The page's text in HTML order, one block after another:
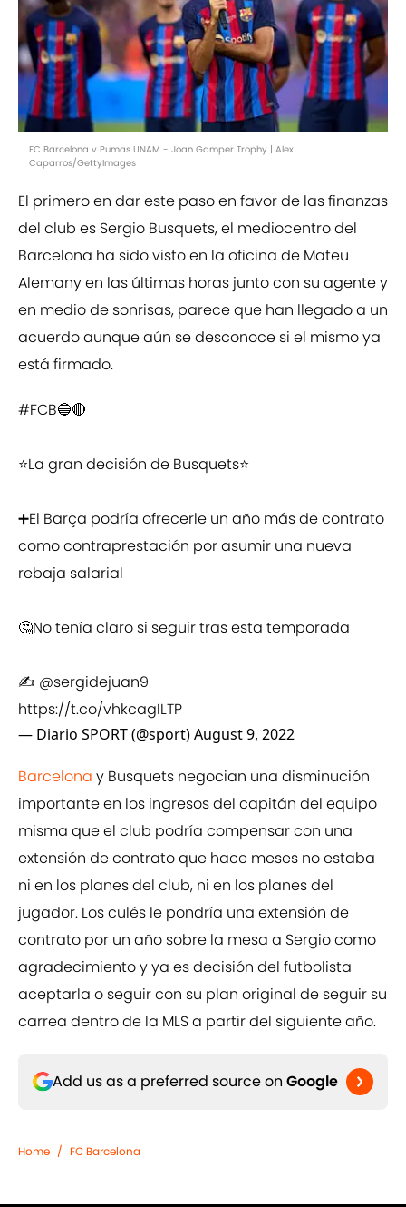
FC Barcelona v Pumas UNAM - Joan Gamper Trophy | Alex
Caparros/GettyImages
El primero en dar este paso en favor de las finanzas
del club es Sergio Busquets, el mediocentro del
Barcelona ha sido visto en la oficina de Mateu
Alemany en las últimas horas junto con su agente y
en medio de sonrisas, parece que han llegado a un
acuerdo aunque aún se desconoce si el mismo ya
está firmado.
#FCB🔵🔴
⭐La gran decisión de Busquets⭐
➕El Barça podría ofrecerle un año más de contrato
como contraprestación por asumir una nueva
rebaja salarial
🤔No tenía claro si seguir tras esta temporada
✍️ @sergidejuan9
https://t.co/vhkcagILTP
— Diario SPORT (@sport)August 9, 2022
Barcelona y Busquets negocian una disminución
importante en los ingresos del capitán del equipo
misma que el club podría compensar con una
extensión de contrato que hace meses no estaba
ni en los planes del club, ni en los planes del
jugador. Los culés le pondría una extensión de
contrato por un año sobre la mesa a Sergio como
agradecimiento y ya es decisión del futbolista
aceptarla o seguir con su plan original de seguir su
carrea dentro de la MLS a partir del siguiente año.
Add us as a preferred source on Google
Home / FC Barcelona